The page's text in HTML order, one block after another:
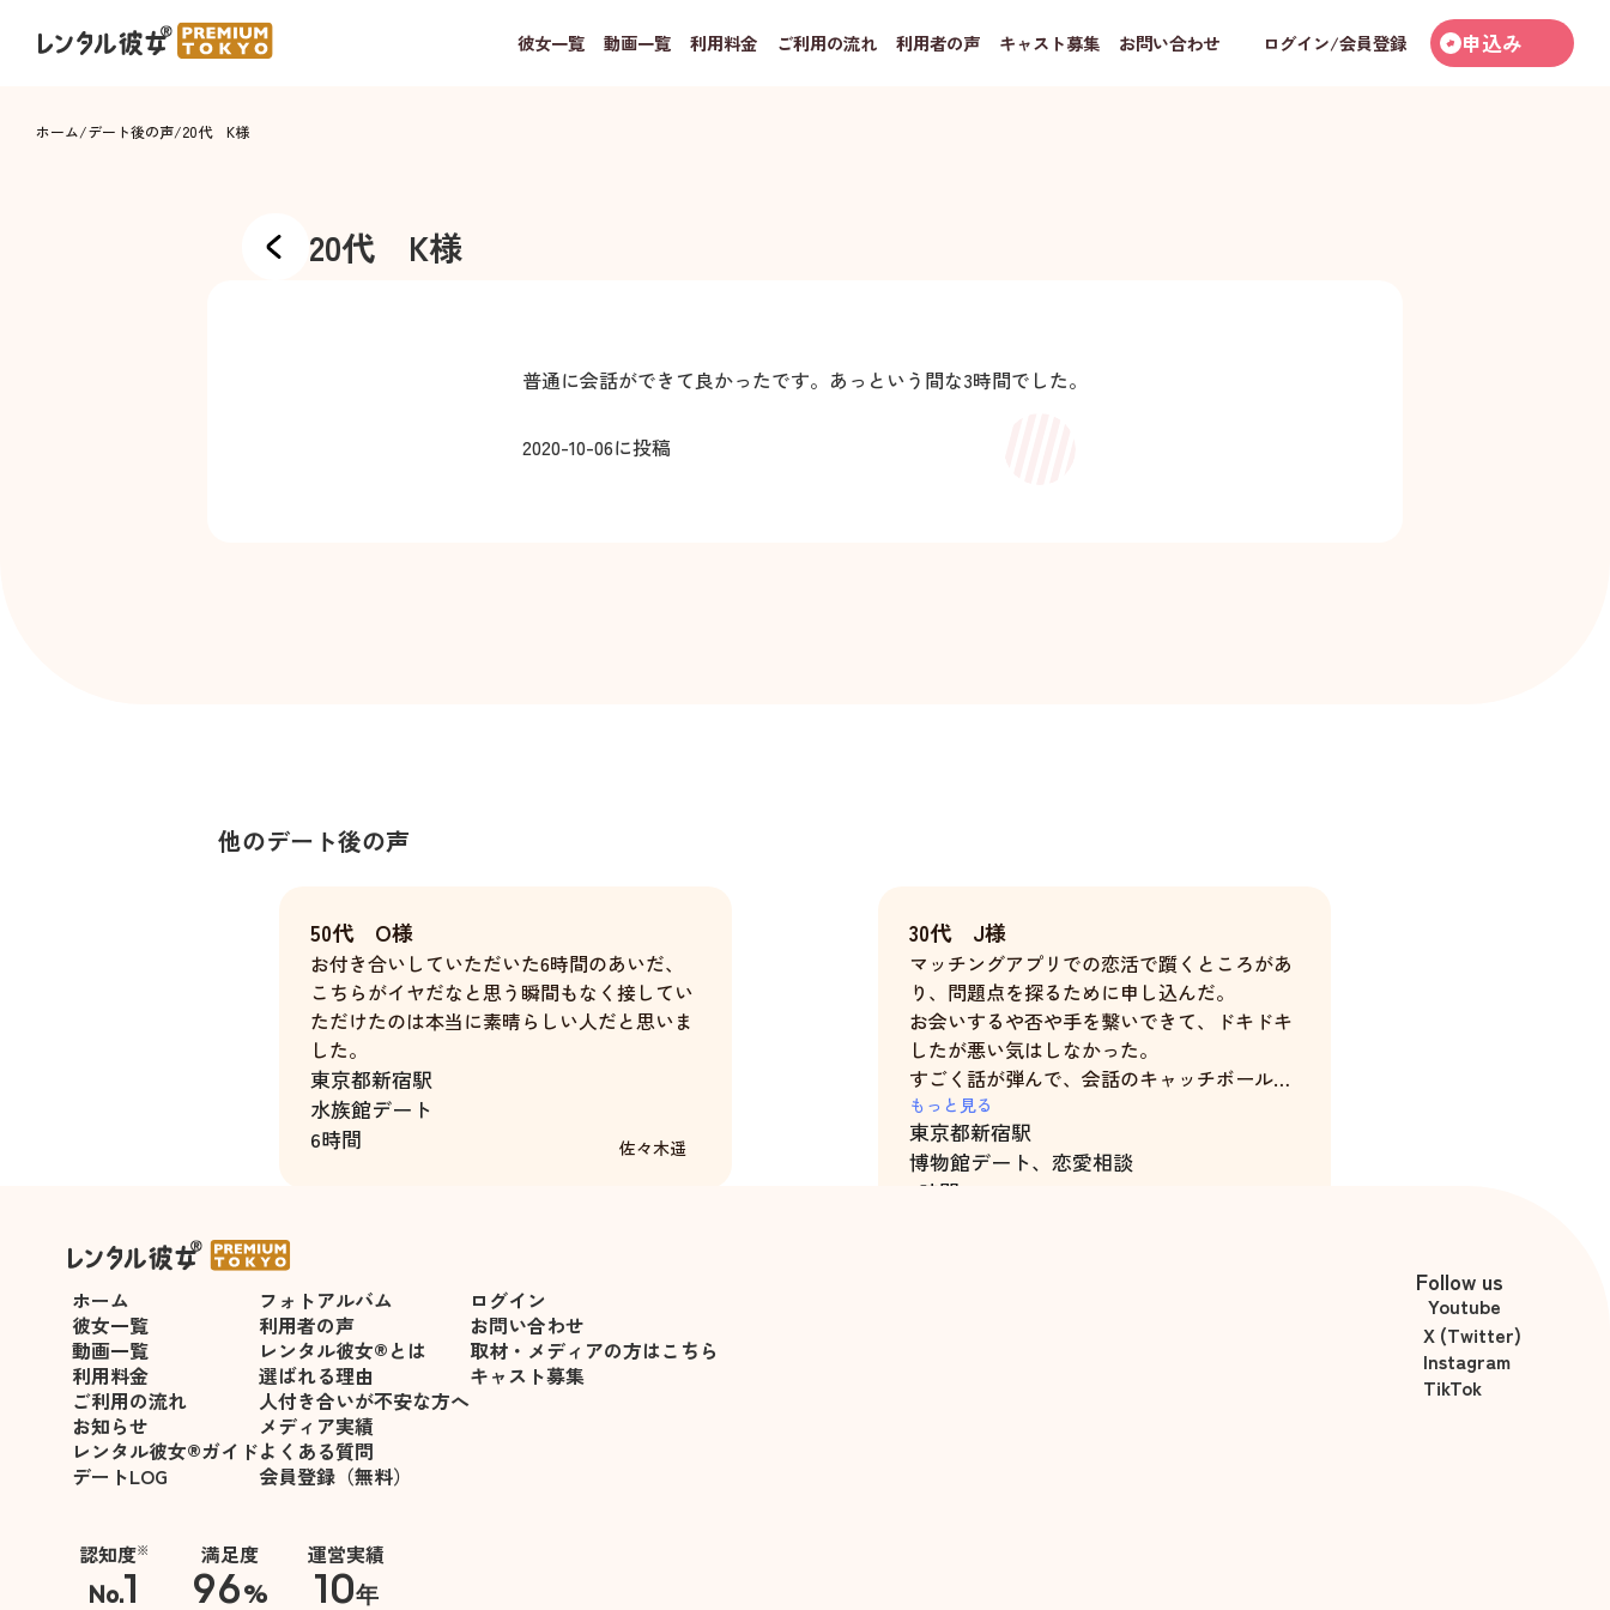
彼女一覧 動画一覧 利用料金 ご利用の流れ 利用者の声 キャスト募集 お問い合わせ ログイン/会員登録 申込み
ホーム/デート後の声/20代 K様
20代 K様
普通に会話ができて良かったです。あっという間な3時間でした。
2020-10-06に投稿
他のデート後の声
50代 O様
お付き合いしていただいた6時間のあいだ、
こちらがイヤだなと思う瞬間もなく接してい
ただけたのは本当に素晴らしい人だと思いま
した。
東京都新宿駅
水族館デート
6時間
佐々木遥
30代 J様
マッチングアプリでの恋活で躓くところがあ
り、問題点を探るために申し込んだ。
お会いするや否や手を繋いできて、ドキドキ
したが悪い気はしなかった。
すごく話が弾んで、会話のキャッチボールの
練習になった。
また、自分の特性に合わせて作戦を立ててく
ださったり、メモを残してくださるなど、丁
寧にご指導いただいた。
もっと見る
東京都新宿駅
博物館デート、恋愛相談
3時間
ホーム
彼女一覧
動画一覧
利用料金
ご利用の流れ
お知らせ
レンタル彼女®ガイド
デートLOG
フォトアルバム
利用者の声
レンタル彼女®とは
選ばれる理由
人付き合いが不安な方へ
メディア実績
よくある質問
会員登録（無料）
ログイン
お問い合わせ
取材・メディアの方はこちら
キャスト募集
認知度※
No.1
満足度
96%
運営実績
10年
Follow us
Youtube
X (Twitter)
Instagram
TikTok